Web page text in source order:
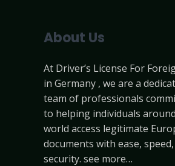
About Us
At Driver’s License For
in Germany , we are a
team of professionals
to helping individuals
world access legitimate
documents with ease,
security. see more…